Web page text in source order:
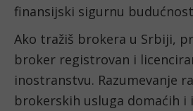
finansijski sigurnu
Ako tražiš brokera u Srbiji,
broker registrovan i
inostranstvu. Razumevanje
brokerskih usluga domaćih i